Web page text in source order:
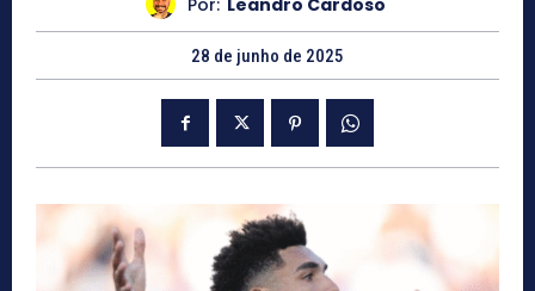
28 de junho de 2025